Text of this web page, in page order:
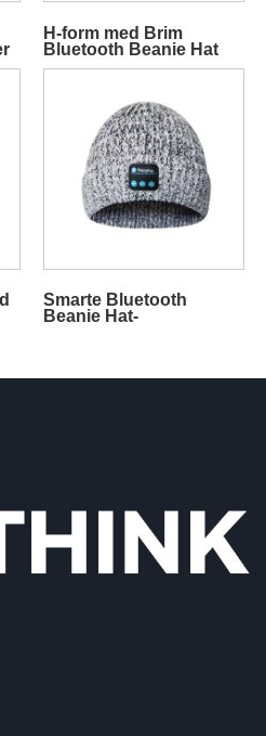
H-form med Brim
Bluetooth Beanie Hat
Hovedtelefoner Sort
Smarte Bluetooth
Beanie Hat-